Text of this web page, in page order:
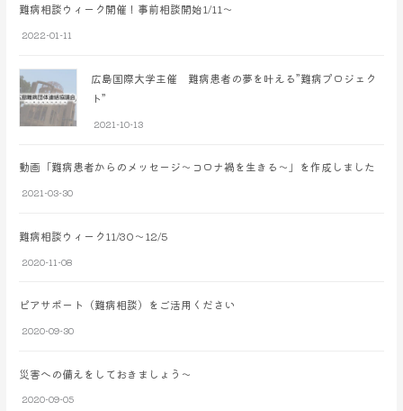
難病相談ウィーク開催！事前相談開始1/11～
2022-01-11
広島国際大学主催 難病患者の夢を叶える”難病プロジェク
ト”
2021-10-13
動画「難病患者からのメッセージ～コロナ禍を生きる～」を作成しました
2021-03-30
難病相談ウィーク11/30～12/5
2020-11-08
ピアサポート（難病相談）をご活用ください
2020-09-30
災害への備えをしておきましょう～
2020-09-05